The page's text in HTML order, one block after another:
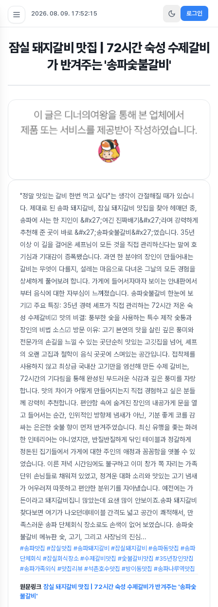
2026. 08. 09. 17:52:15 로그인
잠실 돼지갈비 맛집 | 72시간 숙성 수제갈비
가 반겨주는 '송파숯불갈비'
"정말 맛있는 갈비 한번 먹고 싶다"는 생각이 간절해질 때가 있습니
다. 제대로 된 송파 돼지갈비, 잠실 돼지갈비 맛집을 찾아 헤매던 중,
송파에 사는 한 지인이 &#x27;여긴 진짜배기&#x27;라며 강력하게
추천해 준 곳이 바로 &#x27;송파숯불갈비&#x27;였습니다. 35년
이상 이 길을 걸어온 셰프님이 모든 것을 직접 관리하신다는 말에 호
기심과 기대감이 증폭됐습니다. 과연 한 분야의 장인이 만들어내는
갈비는 무엇이 다를지, 설레는 마음으로 다녀온 그날의 모든 경험을
상세하게 풀어보려 합니다. 가게에 들어서자마자 보이는 안내판에서
부터 음식에 대한 자부심이 느껴졌습니다. 송파숯불갈비 한눈에 보
기☑ 주요 특징: 35년 경력 셰프가 직접 관리하는 72시간 저온 숙
성 수제갈비☑ 맛의 비결: 풍부한 숯을 사용하는 특수 제작 숯통과
장인의 비법 소스☑ 방문 이유: 고기 본연의 맛을 살린 깊은 풍미와
전문가의 손길을 느낄 수 있는 곳단순히 맛있는 고깃집을 넘어, 셰프
의 오랜 고집과 철학이 음식 곳곳에 스며있는 공간입니다. 접착제를
사용하지 않고 최상급 국내산 고기만을 엄선해 만든 수제 갈비는,
72시간의 기다림을 통해 완성된 부드러운 식감과 깊은 풍미를 자랑
합니다. 맛의 차이가 어떻게 만들어지는지 직접 경험하고 싶은 분들
께 강력히 추천합니다. 편안함 속에 숨겨진 장인의 내공가게 문을 열
고 들어서는 순간, 인위적인 방향제 냄새가 아닌, 기분 좋게 코를 감
싸는 은은한 숯불 향이 먼저 반겨주었습니다. 최신 유행을 좇는 화려
한 인테리어는 아니었지만, 반질반질하게 닦인 테이블과 정갈하게
정돈된 집기들에서 가게에 대한 주인의 애정과 꼼꼼함을 엿볼 수 있
었습니다. 이른 저녁 시간임에도 불구하고 이미 창가 쪽 자리는 가족
단위 손님들로 채워져 있었고, 정겨운 대화 소리와 맛있는 고기 냄새
가 어우러져 따뜻하고 편안한 분위기를 자아냈습니다. 예전에는 가
든이라고 돼지갈비집니 많았는데 요샌 많이 안보이죠.송파 돼지갈비
찾다보면 여기가 나오던데테이블 간격도 넓고 공간이 쾌적해서, 만
족스러운 송파 단체회식 장소로도 손색이 없어 보였습니다. 송파숯
불갈비 메뉴판 숯, 고기, 그리고 사장님의 진심...
#송파맛집 #잠실맛집 #송파돼지갈비 #잠실돼지갈비 #송파동맛집 #송파
단체회식 #잠실회식장소 #수제갈비맛집 #숯불갈비맛집 #35년장인맛집
#송파가족외식 #맛집리뷰 #석촌호수맛집 #방이동맛집 #송파나루역맛집
원문링크 잠실 돼지갈비 맛집 | 72시간 숙성 수제갈비가 반겨주는 '송파숯
불갈비'